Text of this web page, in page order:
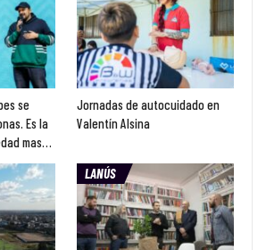
se
Es la
mas…
Jornadas de autocuidado en
Valentín Alsina
LANÚS